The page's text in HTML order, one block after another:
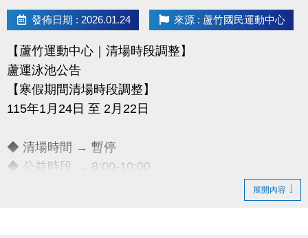
發佈日期 : 2026.01.24 來源 : 蘆竹國民運動中心
【蘆竹運動中心｜清場時段調整】
蘆運泳池公告
【寒假期間清場時段調整】
115年1月24日 至 2月22日
◆ 清場時間 → 暫停
◆ 公益時段 → 8:00-10:00
展開內容